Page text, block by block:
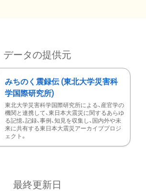
データの提供元
みちのく震録伝 (東北大学災害科
学国際研究所)
東北大学災害科学国際研究所による、産官学の
機関と連携して、東日本大震災に関するあらゆ
る記憶、記録、事例、知見を収集し、国内外や未
来に共有する東日本大震災アーカイブプロジ
ェクト。
最終更新日